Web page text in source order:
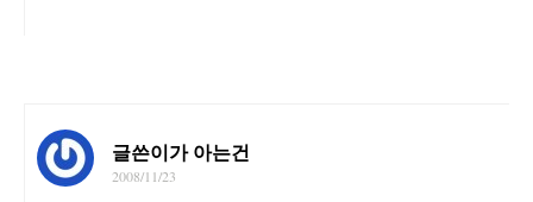
글쓴이가 아는건
2008/11/23